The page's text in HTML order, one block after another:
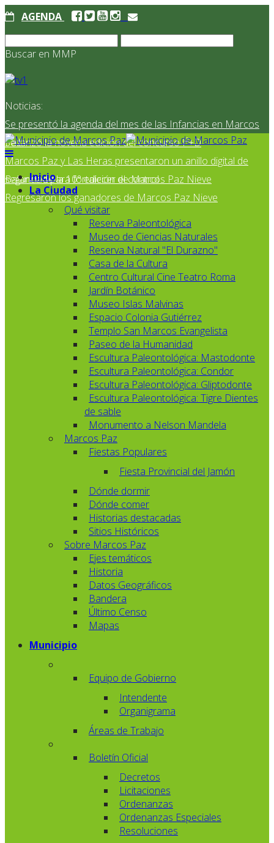
AGENDA
Buscar en MMP
Noticias:
Se presentó la agenda del mes de las Infancias en Marcos
Paz
Se lanzó la novena edición del concurso I²+D
Marcos Paz y Las Heras presentaron un anillo digital de
seguridad para fortalecer el control
Balance de la 10° edición de Marcos Paz Nieve
Regresaron los ganadores de Marcos Paz Nieve
Inicio
La Ciudad
Qué visitar
Reserva Paleontológica
Museo de Ciencias Naturales
Reserva Natural "El Durazno"
Casa de la Cultura
Centro Cultural Cine Teatro Roma
Jardín Botánico
Museo Islas Malvinas
Espacio Colonia Gutiérrez
Templo San Marcos Evangelista
Paseo de la Humanidad
Escultura Paleontológica: Mastodonte
Escultura Paleontológica: Condor
Escultura Paleontológica: Gliptodonte
Escultura Paleontológica: Tigre Dientes
de sable
Monumento a Nelson Mandela
Marcos Paz
Fiestas Populares
Fiesta Provincial del Jamón
Dónde dormir
Dónde comer
Historias destacadas
Sitios Históricos
Sobre Marcos Paz
Ejes temáticos
Historia
Datos Geográficos
Bandera
Último Censo
Mapas
Municipio
Equipo de Gobierno
Intendente
Organigrama
Áreas de Trabajo
Boletín Oficial
Decretos
Licitaciones
Ordenanzas
Ordenanzas Especiales
Resoluciones